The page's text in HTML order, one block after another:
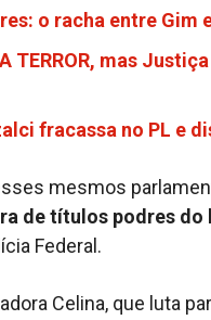
o racha entre Gim
TERROR, mas
fracassa no PL e
mesmos
de títulos podres do
Federal.
Celina, que luta